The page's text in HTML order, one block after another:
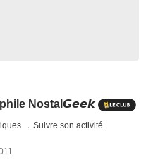
Nostal𝙂𝙚𝙚𝙠
Suivre son activité